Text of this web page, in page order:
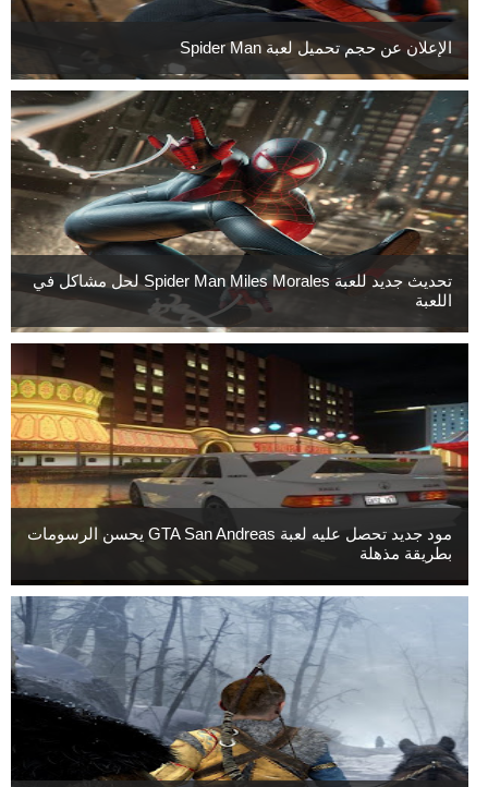
الإعلان عن حجم تحميل لعبة Spider Man
تحديث جديد للعبة Spider Man Miles Morales لحل مشاكل في
اللعبة
مود جديد تحصل عليه لعبة GTA San Andreas يحسن الرسومات
بطريقة مذهلة